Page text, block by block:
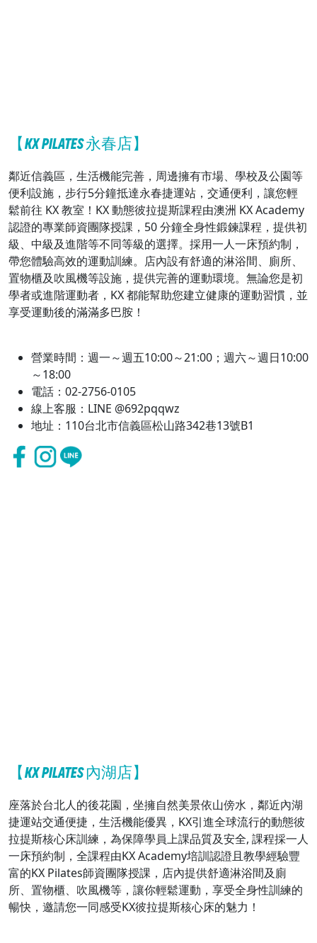
【KX PILATES 永春店】
鄰近信義區，生活機能完善，周邊擁有市場、學校及公園等
便利設施，步行5分鐘抵達永春捷運站，交通便利，讓您輕
鬆前往 KX 教室！KX 動態彼拉提斯課程由澳洲 KX Academy
認證的專業師資團隊授課，50 分鐘全身性鍛鍊課程，提供初
級、中級及進階等不同等級的選擇。採用一人一床預約制，
帶您體驗高效的運動訓練。店內設有舒適的淋浴間、廁所、
置物櫃及吹風機等設施，提供完善的運動環境。無論您是初
學者或進階運動者，KX 都能幫助您建立健康的運動習慣，並
享受運動後的滿滿多巴胺！
營業時間：週一～週五10:00～21:00；週六～週日10:00
～18:00
電話：02-2756-0105
線上客服：LINE @692pqqwz
地址：110台北市信義區松山路342巷13號B1
【KX PILATES 內湖店】
座落於台北人的後花園，坐擁自然美景依山傍水，鄰近內湖
捷運站交通便捷，生活機能優異，KX引進全球流行的動態彼
拉提斯核心床訓練，為保障學員上課品質及安全, 課程採一人
一床預約制，全課程由KX Academy培訓認證且教學經驗豐
富的KX Pilates師資團隊授課，店內提供舒適淋浴間及廁
所、置物櫃、吹風機等，讓你輕鬆運動，享受全身性訓練的
暢快，邀請您一同感受KX彼拉提斯核心床的魅力！